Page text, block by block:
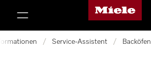
Miele-Homepage
/ Service-Assistent / Backöfen